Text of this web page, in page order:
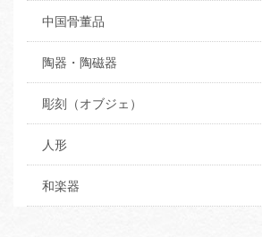
中国骨董品
陶器・陶磁器
彫刻（オブジェ）
人形
和楽器